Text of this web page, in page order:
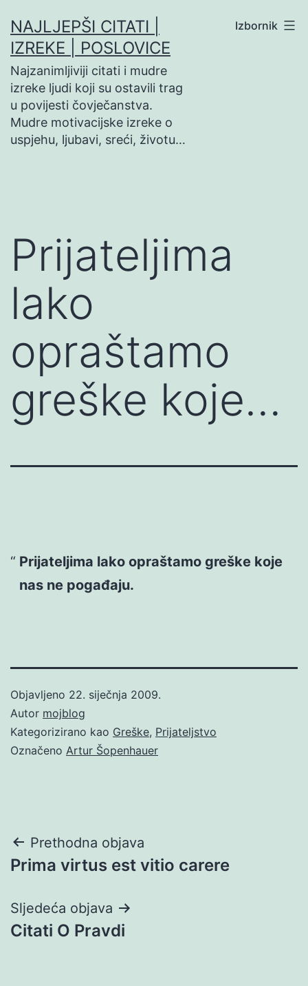
na
sadržaj
NAJLJEPŠI CITATI |
IZREKE | POSLOVICE
Najzanimljiviji citati i mudre
izreke ljudi koji su ostavili trag
u povijesti čovječanstva.
Mudre motivacijske izreke o
uspjehu, ljubavi, sreći, životu…
Izbornik
Prijateljima
lako
opraštamo
greške koje…
Prijateljima lako opraštamo greške koje
nas ne pogađaju.
Objavljeno 22. siječnja 2009.
Autor mojblog
Kategorizirano kao Greške, Prijateljstvo
Označeno Artur Šopenhauer
Navigacija
objava
Prethodna objava
Prima virtus est vitio carere
Sljedeća objava
Citati O Pravdi